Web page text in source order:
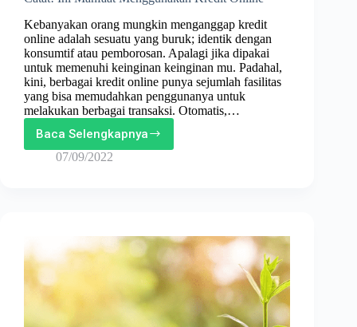
Kebanyakan orang mungkin menganggap kredit
online adalah sesuatu yang buruk; identik dengan
konsumtif atau pemborosan. Apalagi jika dipakai
untuk memenuhi keinginan keinginan mu. Padahal,
kini, berbagai kredit online punya sejumlah fasilitas
yang bisa memudahkan penggunanya untuk
melakukan berbagai transaksi. Otomatis,…
Baca Selengkapnya
Catat!
Ini
07/09/2022